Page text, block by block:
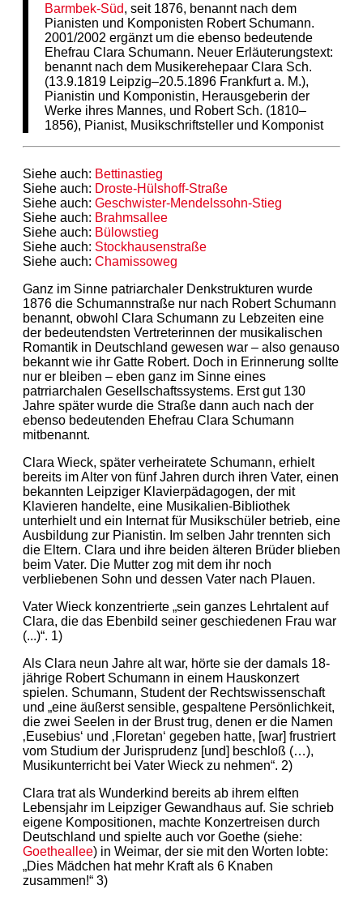
Barmbek-Süd, seit 1876, benannt nach dem
Pianisten und Komponisten Robert Schumann.
2001/2002 ergänzt um die ebenso bedeutende
Ehefrau Clara Schumann. Neuer Erläuterungstext:
benannt nach dem Musikerehepaar Clara Sch.
(13.9.1819 Leipzig–20.5.1896 Frankfurt a. M.),
Pianistin und Komponistin, Herausgeberin der
Werke ihres Mannes, und Robert Sch. (1810–
1856), Pianist, Musikschriftsteller und Komponist
Siehe auch: Bettinastieg
Siehe auch: Droste-Hülshoff-Straße
Siehe auch: Geschwister-Mendelssohn-Stieg
Siehe auch: Brahmsallee
Siehe auch: Bülowstieg
Siehe auch: Stockhausenstraße
Siehe auch: Chamissoweg
Ganz im Sinne patriarchaler Denkstrukturen wurde
1876 die Schumannstraße nur nach Robert Schumann
benannt, obwohl Clara Schumann zu Lebzeiten eine
der bedeutendsten Vertreterinnen der musikalischen
Romantik in Deutschland gewesen war – also genauso
bekannt wie ihr Gatte Robert. Doch in Erinnerung sollte
nur er bleiben – eben ganz im Sinne eines
patrriarchalen Gesellschaftssystems. Erst gut 130
Jahre später wurde die Straße dann auch nach der
ebenso bedeutenden Ehefrau Clara Schumann
mitbenannt.
Clara Wieck, später verheiratete Schumann, erhielt
bereits im Alter von fünf Jahren durch ihren Vater, einen
bekannten Leipziger Klavierpädagogen, der mit
Klavieren handelte, eine Musikalien-Bibliothek
unterhielt und ein Internat für Musikschüler betrieb, eine
Ausbildung zur Pianistin. Im selben Jahr trennten sich
die Eltern. Clara und ihre beiden älteren Brüder blieben
beim Vater. Die Mutter zog mit dem ihr noch
verbliebenen Sohn und dessen Vater nach Plauen.
Vater Wieck konzentrierte „sein ganzes Lehrtalent auf
Clara, die das Ebenbild seiner geschiedenen Frau war
(...)“. 1)
Als Clara neun Jahre alt war, hörte sie der damals 18-
jährige Robert Schumann in einem Hauskonzert
spielen. Schumann, Student der Rechtswissenschaft
und „eine äußerst sensible, gespaltene Persönlichkeit,
die zwei Seelen in der Brust trug, denen er die Namen
‚Eusebius‘ und ‚Floretan‘ gegeben hatte, [war] frustriert
vom Studium der Jurisprudenz [und] beschloß (…),
Musikunterricht bei Vater Wieck zu nehmen“. 2)
Clara trat als Wunderkind bereits ab ihrem elften
Lebensjahr im Leipziger Gewandhaus auf. Sie schrieb
eigene Kompositionen, machte Konzertreisen durch
Deutschland und spielte auch vor Goethe (siehe:
Goetheallee) in Weimar, der sie mit den Worten lobte:
„Dies Mädchen hat mehr Kraft als 6 Knaben
zusammen!“ 3)